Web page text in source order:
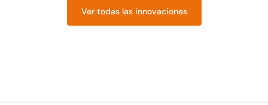
Ver todas las innovaciones